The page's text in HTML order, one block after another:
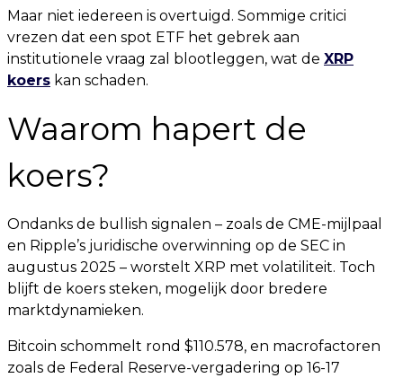
Maar niet iedereen is overtuigd. Sommige critici
vrezen dat een spot ETF het gebrek aan
institutionele vraag zal blootleggen, wat de XRP
koers kan schaden.
Waarom hapert de
koers?
Ondanks de bullish signalen – zoals de CME-mijlpaal
en Ripple’s juridische overwinning op de SEC in
augustus 2025 – worstelt XRP met volatiliteit. Toch
blijft de koers steken, mogelijk door bredere
marktdynamieken.
Bitcoin schommelt rond $110.578, en macrofactoren
zoals de Federal Reserve-vergadering op 16-17